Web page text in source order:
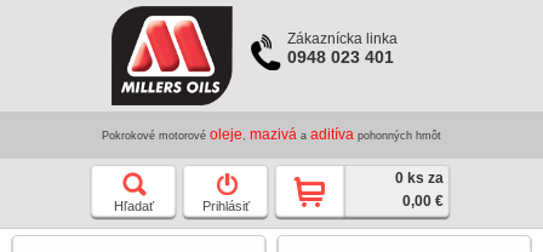
Zákaznícka linka
0948 023 401
Pokrokové motorové oleje mazivá a aditíva pohonných hmôt
Hľadať Prihlásiť
0 ks za
0,00 €